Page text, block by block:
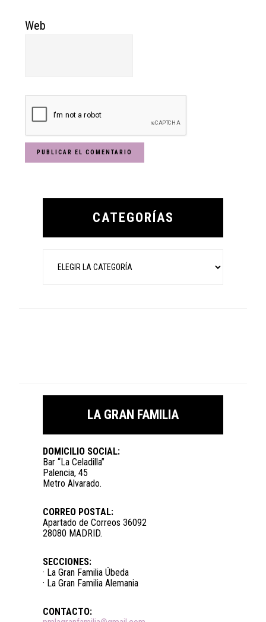
Web
Primary
CATEGORÍAS
LA GRAN FAMILIA
DOMICILIO SOCIAL:
Bar “La Celadilla”
Palencia, 45
Metro Alvarado.
CORREO POSTAL:
Apartado de Correos 36092
28080 MADRID.
SECCIONES:
· La Gran Familia Úbeda
· La Gran Familia Alemania
CONTACTO: